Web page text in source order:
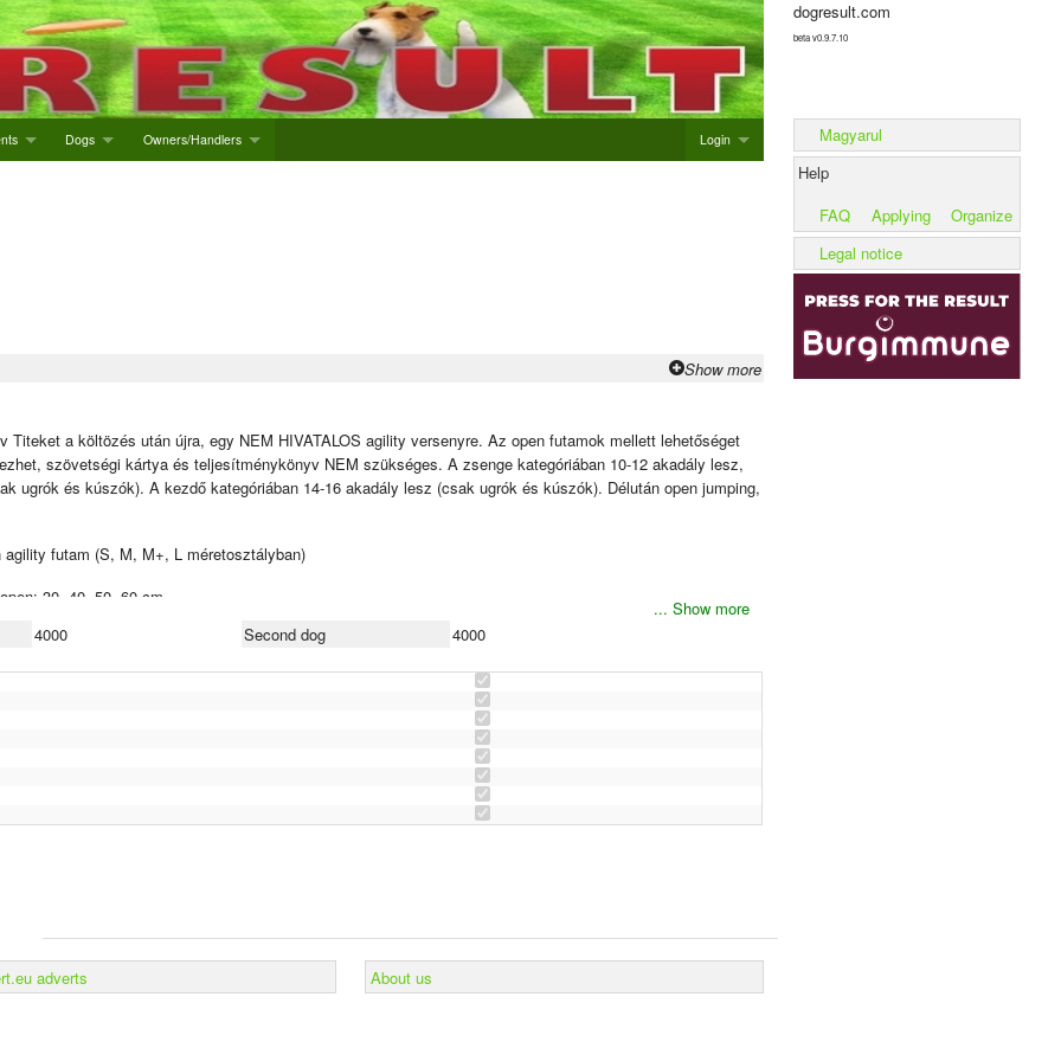
dogresult.com
beta v0.9.7.10
Login
Dogs Owners/Handlers
Show more
a költözés után újra, egy NEM HIVATALOS agility versenyre. Az open futamok mellett lehetőséget
szövetségi kártya és teljesítménykönyv NEM szükséges. A zsenge kategóriában 10-12 akadály lesz,
ugrók és kúszók). A kezdő kategóriában 14-16 akadály lesz (csak ugrók és kúszók). Délután open jumping,
agility futam (S, M, M+, L méretosztályban)
30, 40, 50, 60 cm
... Show more
4000 Second dog
4000
adverts About us
Magyarul
Help
FAQ
Applying
Organize
Legal notice